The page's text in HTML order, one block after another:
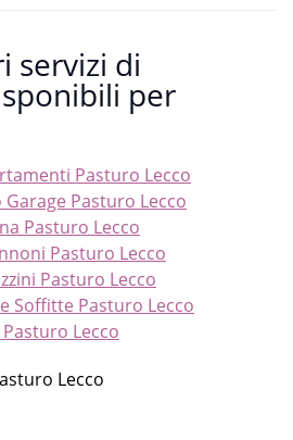
servizi di
per
Pasturo Lecco
Pasturo Lecco
Pasturo Lecco
Pasturo Lecco
Pasturo Lecco
Soffitte Pasturo Lecco
Lecco